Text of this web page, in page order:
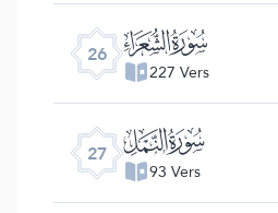
26 ﮦ
227 Vers
27 ﮧ
93 Vers